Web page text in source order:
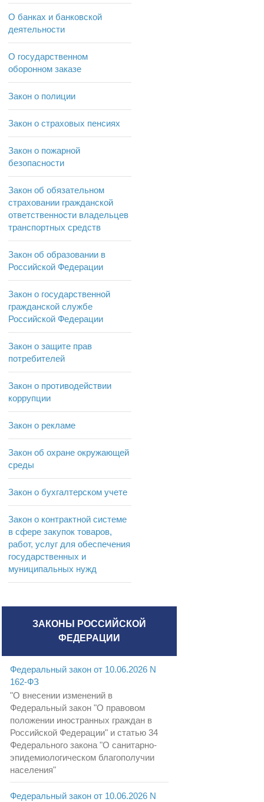
О банках и банковской
деятельности
О государственном
оборонном заказе
Закон о полиции
Закон о страховых пенсиях
Закон о пожарной
безопасности
Закон об обязательном
страховании гражданской
ответственности владельцев
транспортных средств
Закон об образовании в
Российской Федерации
Закон о государственной
гражданской службе
Российской Федерации
Закон о защите прав
потребителей
Закон о противодействии
коррупции
Закон о рекламе
Закон об охране окружающей
среды
Закон о бухгалтерском учете
Закон о контрактной системе
в сфере закупок товаров,
работ, услуг для обеспечения
государственных и
муниципальных нужд
ЗАКОНЫ РОССИЙСКОЙ
ФЕДЕРАЦИИ
Федеральный закон от 10.06.2026 N
162-ФЗ
"О внесении изменений в
Федеральный закон "О правовом
положении иностранных граждан в
Российской Федерации" и статью 34
Федерального закона "О санитарно-
эпидемиологическом благополучии
населения"
Федеральный закон от 10.06.2026 N